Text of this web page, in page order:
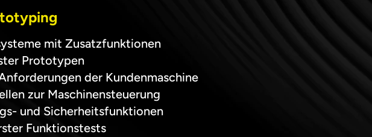
mit Zusatzfunktionen
Prototypen
der Kundenmaschine
zur Maschinensteuerung
und Sicherheitsfunktionen
Funktionstests